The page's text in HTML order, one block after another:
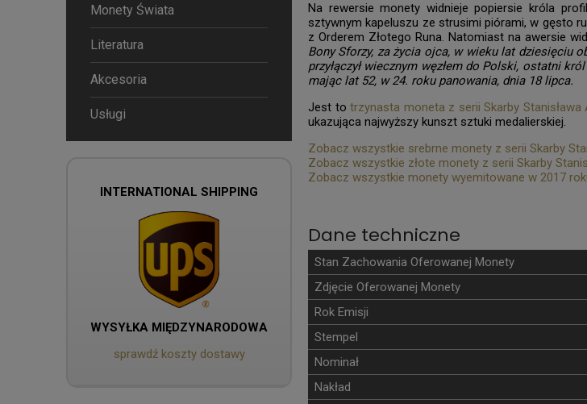
Monety Świata
Literatura
Akcesoria
Usługi
INTERNATIONAL SHIPPING
WYSYŁKA MIĘDZYNARODOWA
sprawdź koszty dostawy
Na rewersie monety widnieje popiersie króla
sztywnym kapeluszu ze strusimi piórami, w gęsto
z Orderem Złotego Runa. Natomiast na awersie
Bony Sforzy, za życia ojca, w wieku lat dziesięciu
przyłączył wiecznym węzłem do Polski, ostatni
mając lat 52, w 24. roku panowania, dnia 18 lipca.
Jest to trzynasta moneta z serii Skarby Stanisława
ukazująca najwyższy kunszt sztuki medalierskiej.
Zobacz wszystkie srebrne monety z serii Skarby
Zobacz wszystkie złote monety z serii Skarby
Zobacz wszystkie monety wyemitowane w 2017
Dane techniczne
Stan Zachowania Oferowanej Monety
Zdjęcie Oferowanej Monety
Rok Emisji
Stempel
Nominał
Nakład